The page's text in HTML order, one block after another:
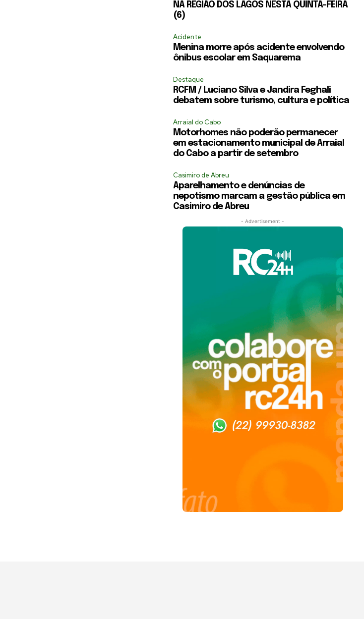
NA REGIÃO DOS LAGOS NESTA QUINTA-FEIRA
(6)
Acidente
Menina morre após acidente envolvendo
ônibus escolar em Saquarema
Destaque
RCFM / Luciano Silva e Jandira Feghali
debatem sobre turismo, cultura e política
Arraial do Cabo
Motorhomes não poderão permanecer
em estacionamento municipal de Arraial
do Cabo a partir de setembro
Casimiro de Abreu
Aparelhamento e denúncias de
nepotismo marcam a gestão pública em
Casimiro de Abreu
- Advertisement -